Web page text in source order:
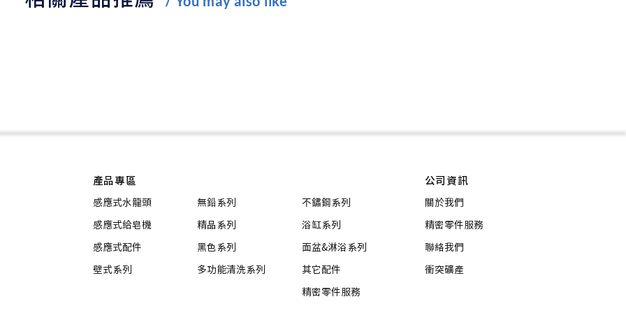
產品專區
感應式水龍頭
感應式給皂機
感應式配件
壁式系列
無鉛系列
精品系列
黑色系列
多功能清洗系列
不鏽鋼系列
浴缸系列
面盆&淋浴系列
其它配件
精密零件服務
公司資訊
關於我們
精密零件服務
聯絡我們
衝突礦產